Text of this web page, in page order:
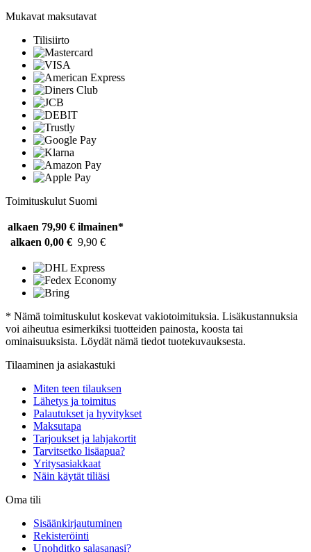
Mukavat maksutavat
Tilisiirto
Toimituskulut Suomi
alkaen 79,90 € ilmainen*
alkaen 0,00 € 9,90 €
* Nämä toimituskulut koskevat vakiotoimituksia. Lisäkustannuksia
voi aiheutua esimerkiksi tuotteiden painosta, koosta tai
ominaisuuksista. Löydät nämä tiedot tuotekuvauksesta.
Tilaaminen ja asiakastuki
Miten teen tilauksen
Lähetys ja toimitus
Palautukset ja hyvitykset
Maksutapa
Tarjoukset ja lahjakortit
Tarvitsetko lisäapua?
Yritysasiakkaat
Näin käytät tiliäsi
Oma tili
Sisäänkirjautuminen
Rekisteröinti
Unohditko salasanasi?